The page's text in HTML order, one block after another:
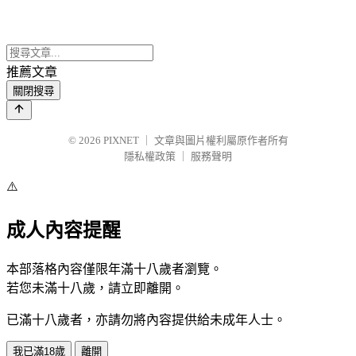
推薦文章
關閉搜尋
© 2026 PIXNET
文章與圖片權利屬原作者所有
隱私權政策
服務聲明
⚠️
成人內容提醒
本部落格內容僅限年滿十八歲者瀏覽。
若您未滿十八歲，請立即離開。
已滿十八歲者，亦請勿將內容提供給未成年人士。
我已滿18歲 離開